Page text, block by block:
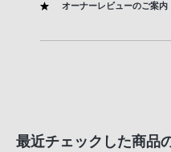
オーナーレビューのご案内
最近チェックした商品